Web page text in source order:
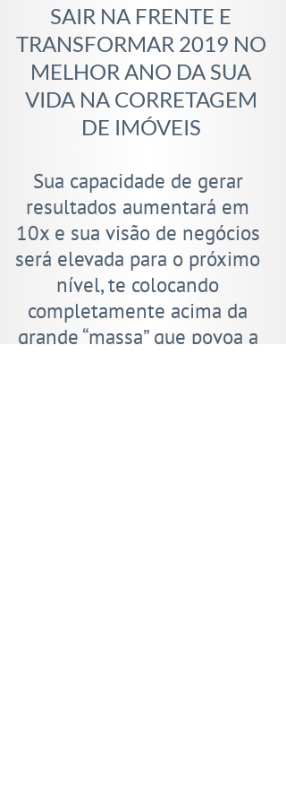
Sua capacidade de gerar
resultados aumentará em
10x e sua visão de negócios
será elevada para o próximo
nível, te colocando
completamente acima da
grande “massa” que povoa a
SAIR NA FRENTE E
TRANSFORMAR 2019 NO
MELHOR ANO DA SUA
VIDA NA CORRETAGEM
DE IMÓVEIS